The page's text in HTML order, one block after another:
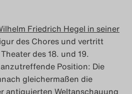
Friedrich Hegel in seiner
des Chores und vertritt
des 18. und 19.
Position: Die
gleichermaßen die
antiquierten Weltanschauung